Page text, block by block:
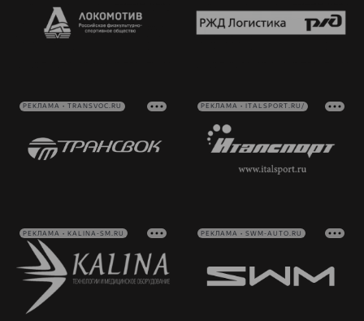
РЕКЛАМА • TRANSVOC.RU РЕКЛАМА • ITALSPORT.RU/
РЕКЛАМА • KALINA-SM.RU РЕКЛАМА • SWM-AUTO.RU